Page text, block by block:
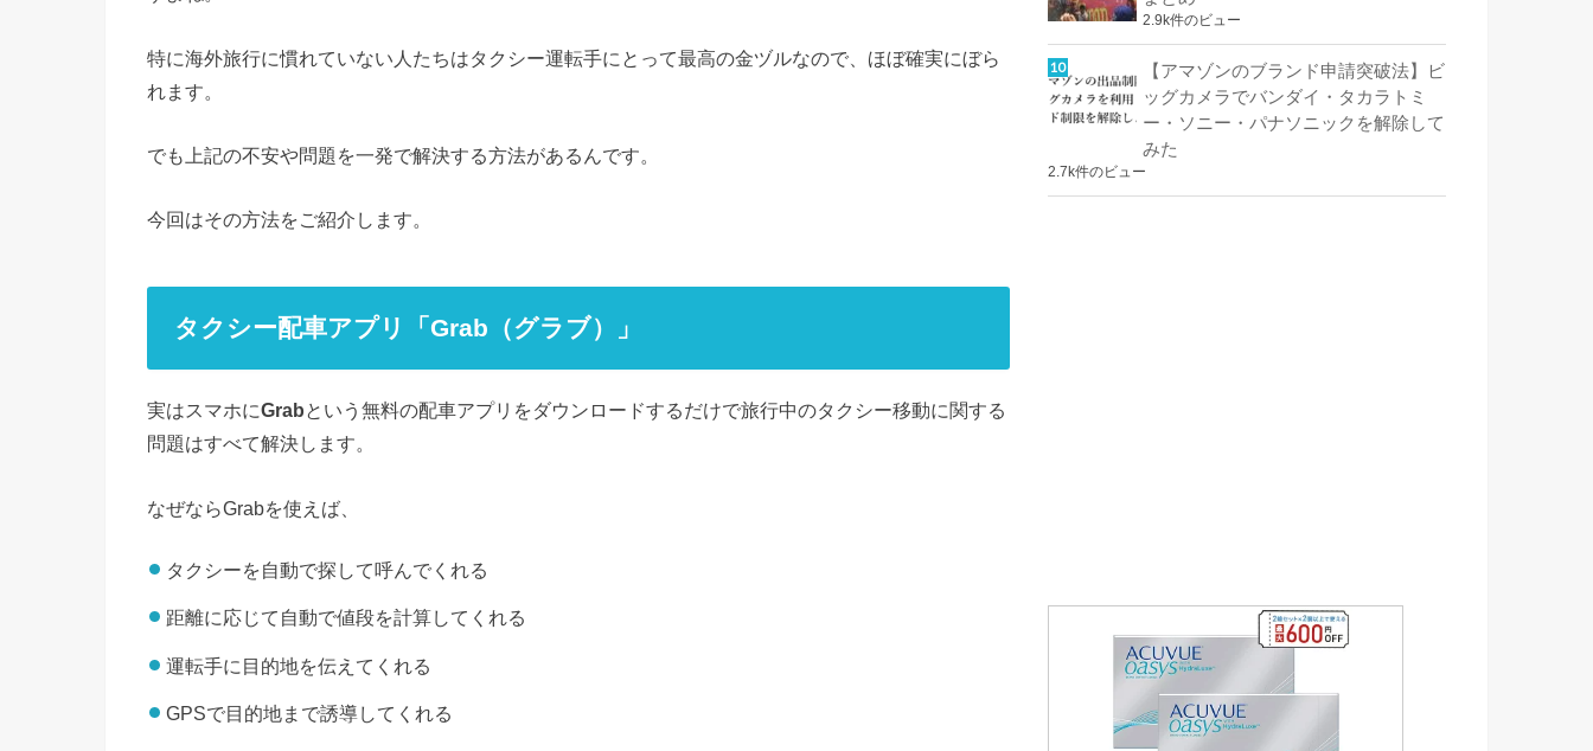
特に海外旅行に慣れていない人たちはタクシー運転手にとって最高の金ヅルなので、ほぼ確実にぼら
れます。
でも上記の不安や問題を一発で解決する方法があるんです。
今回はその方法をご紹介します。
タクシー配車アプリ「Grab（グラブ）」
実はスマホにGrabという無料の配車アプリをダウンロードするだけで旅行中のタクシー移動に関する
問題はすべて解決します。
なぜならGrabを使えば、
タクシーを自動で探して呼んでくれる
距離に応じて自動で値段を計算してくれる
運転手に目的地を伝えてくれる
GPSで目的地まで誘導してくれる
2.9k件のビュー
【アマゾンのブランド申請突破法】ビ
ッグカメラでバンダイ・タカラトミ
ー・ソニー・パナソニックを解除して
みた
2.7k件のビュー